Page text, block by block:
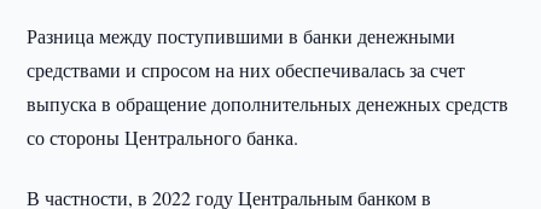
Разница между поступившими в банки денежными
средствами и спросом на них обеспечивалась за счет
выпуска в обращение дополнительных денежных средств
со стороны Центрального банка.
В частности, в 2022 году Центральным банком в